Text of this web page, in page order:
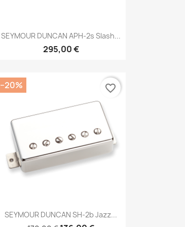
Brzi pregled
SEYMOUR DUNCAN APH-2s Slash...
295,00 €
Brzi pregled
SEYMOUR DUNCAN SH-2b Jazz...
−20% favorite_border